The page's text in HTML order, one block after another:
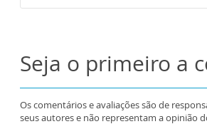
Seja o primeiro a
Os comentários e avaliações são de
seus autores e não representam a opinião